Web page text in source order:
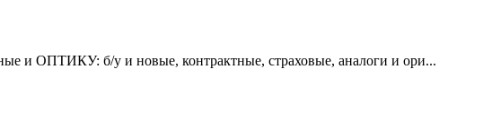
и ОПТИКУ: б/у и новые, контрактные, страховые, аналоги и ори...